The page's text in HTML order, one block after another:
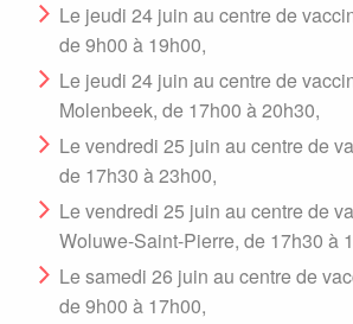
Le jeudi 24 juin au centre de
de 9h00 à 19h00,
Le jeudi 24 juin au centre de
Molenbeek, de 17h00 à 20h30,
Le vendredi 25 juin au centre de
de 17h30 à 23h00,
Le vendredi 25 juin au centre de
Woluwe-Saint-Pierre, de 17h30 à
Le samedi 26 juin au centre de
de 9h00 à 17h00,